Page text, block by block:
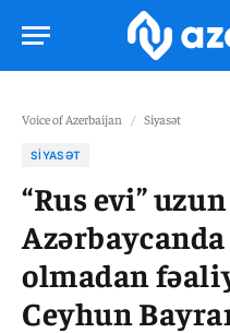
Voice of Azerbaijan / Siyasət
SIYASƏT
“Rus evi”
olmadan
Ceyhun